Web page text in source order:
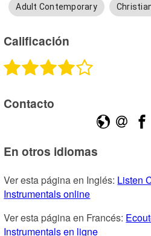
Adult Contemporary
Calificación
Contacto
En otros idiomas
Ver esta página en Inglés: Listen
Instrumentals online
Ver esta página en Francés:
Instrumentals en ligne